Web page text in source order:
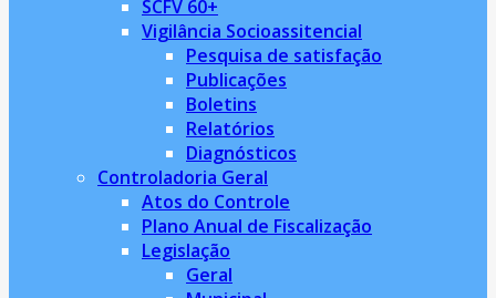
SCFV 60+
Vigilância Socioassitencial
Pesquisa de satisfação
Publicações
Boletins
Relatórios
Diagnósticos
Controladoria Geral
Atos do Controle
Plano Anual de Fiscalização
Legislação
Geral